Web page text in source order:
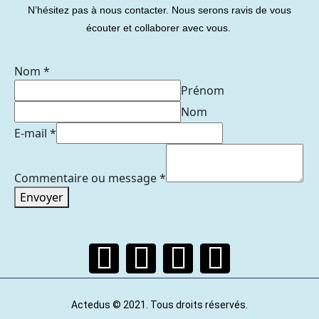
N’hésitez pas à nous contacter. Nous serons ravis de vous
écouter et collaborer avec vous.
Nom *
Prénom
Nom
E-mail *
Commentaire ou message*
Envoyer
Actedus © 2021. Tous droits réservés.